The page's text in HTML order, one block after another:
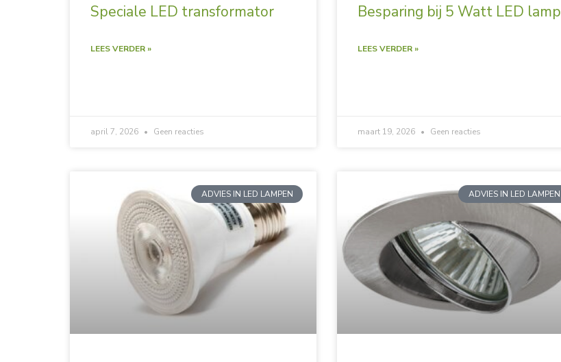
Speciale LED transformator
LEES VERDER »
april 7, 2026 Geen reacties
Besparing bij 5 Watt LED lamp
LEES VERDER »
maart 19, 2026 Geen reacties
ADVIES IN LED LAMPEN ADVIES IN LED LAMPEN